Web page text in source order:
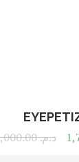
د.م.2,000.00